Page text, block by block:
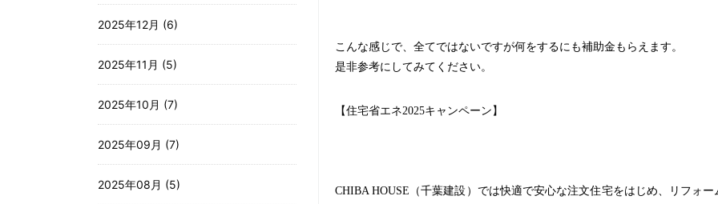
こんな感じで、全てではないですが何をするにも補助金もらえます。
是非参考にしてみてください。
【住宅省エネ2025キャンペーン】
CHIBA HOUSE （千葉建設） では快適で安心な注文住宅をはじめ、リフォ
2025年12月 (6)
2025年11月 (5)
2025年10月 (7)
2025年09月 (7)
2025年08月 (5)